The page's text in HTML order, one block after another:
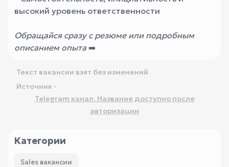
высокий уровень ответственности
Обращайся сразу с резюме или подробным
описанием опыта ➡️
Текст вакансии взят без изменений
Источник -
Telegram канал. Название доступно после
авторизации
Категории
Sales вакансии